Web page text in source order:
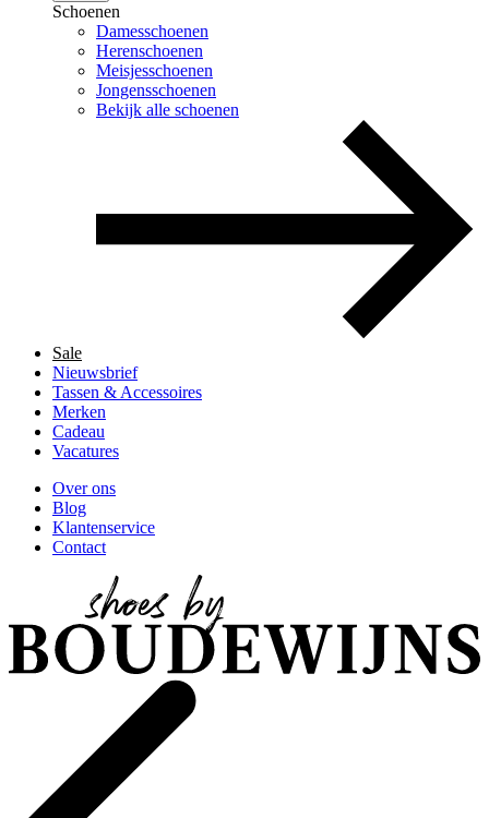
Schoenen
Damesschoenen
Herenschoenen
Meisjesschoenen
Jongensschoenen
Bekijk alle schoenen
Sale
Nieuwsbrief
Tassen & Accessoires
Merken
Cadeau
Vacatures
Over ons
Blog
Klantenservice
Contact